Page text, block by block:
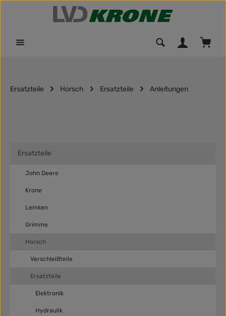
Zum Hauptinhalt springen
Ersatzteile Horsch Ersatzteile Anleitungen
Ersatzteile
John Deere
Krone
Lemken
Grimme
Horsch
Verschleißteile
Ersatzteile
Elektronik
Hydraulik